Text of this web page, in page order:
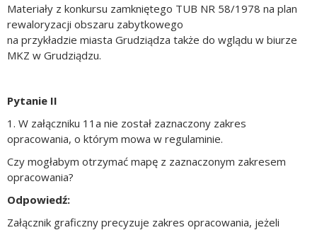
Materiały z konkursu zamkniętego TUB NR 58/1978 na plan
rewaloryzacji obszaru zabytkowego
na przykładzie miasta Grudziądza także do wglądu w biurze
MKZ w Grudziądzu.
Pytanie II
1. W załączniku 11a nie został zaznaczony zakres
opracowania, o którym mowa w regulaminie.
Czy mogłabym otrzymać mapę z zaznaczonym zakresem
opracowania?
Odpowiedź:
Załącznik graficzny precyzuje zakres opracowania, jeżeli